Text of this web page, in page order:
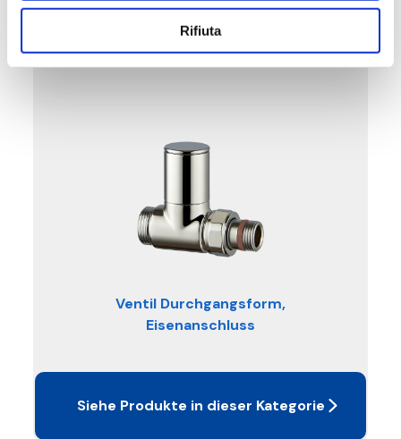
Rifiuta
Ventil Durchgangsform,
Eisenanschluss
Siehe Produkte in dieser Kategorie